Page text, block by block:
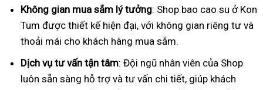
Không gian mua sắm lý tưởng: Shop bao cao su ở Kon
Tum được thiết kế hiện đại, với không gian riêng tư và
thoải mái cho khách hàng mua sắm.
Dịch vụ tư vấn tận tâm: Đội ngũ nhân viên của Shop
luôn sẵn sàng hỗ trợ và tư vấn chi tiết, giúp khách